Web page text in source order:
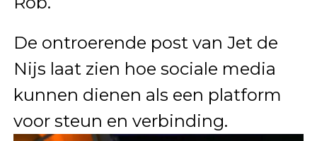
De ontroerende post van Jet de
Nijs laat zien hoe sociale media
kunnen dienen als een platform
voor steun en verbinding.